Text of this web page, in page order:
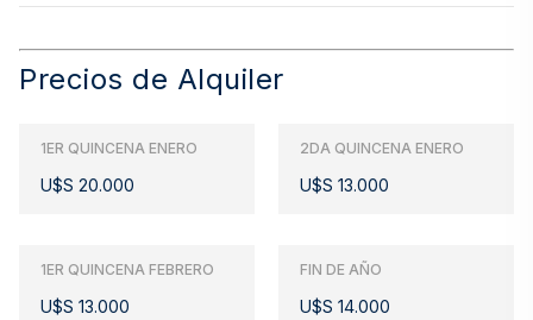
Precios de Alquiler
1ER QUINCENA ENERO
U$S 20.000
2DA QUINCENA ENERO
U$S 13.000
1ER QUINCENA FEBRERO
U$S 13.000
FIN DE AÑO
U$S 14.000